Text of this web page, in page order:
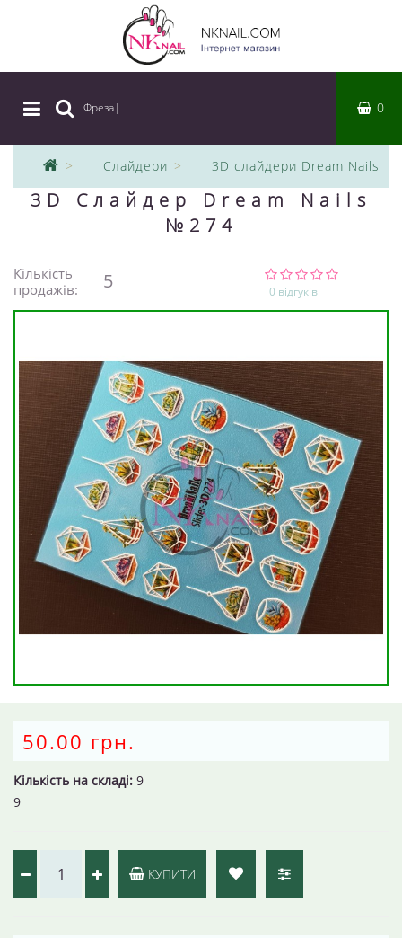
Фреза| 0
Слайдери 3D слайдери Dream Nails
3D Слайдер Dream Nails
№274
Кількість
продажів:
5 0 відгуків
50.00 грн.
Кількість на складі: 9
9
КУПИТИ